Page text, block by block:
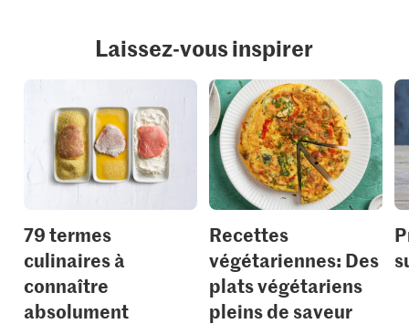
Laissez-vous inspirer
79 termes
culinaires à
connaître
absolument
Recettes
végétariennes: Des
plats végétariens
pleins de saveur